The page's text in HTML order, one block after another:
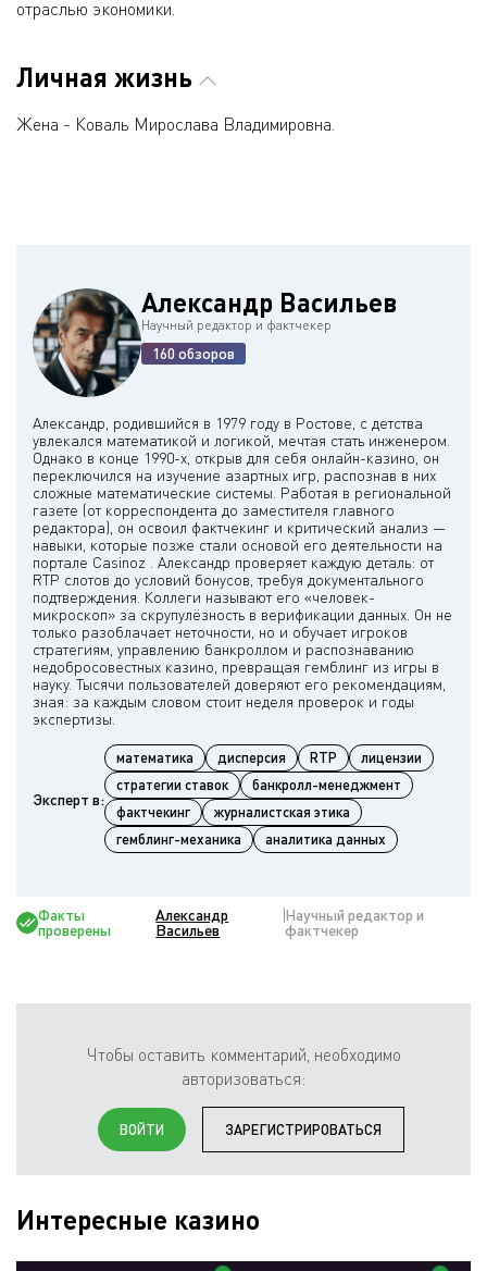
отраслью экономики.
Личная жизнь
Жена - Коваль Мирослава Владимировна.
Александр Васильев
Научный редактор и фактчекер
160 обзоров
Александр, родившийся в 1979 году в Ростове, с детства
увлекался математикой и логикой, мечтая стать инженером.
Однако в конце 1990-х, открыв для себя онлайн-казино, он
переключился на изучение азартных игр, распознав в них
сложные математические системы. Работая в региональной
газете (от корреспондента до заместителя главного
редактора), он освоил фактчекинг и критический анализ —
навыки, которые позже стали основой его деятельности на
портале Casinoz . Александр проверяет каждую деталь: от
RTP слотов до условий бонусов, требуя документального
подтверждения. Коллеги называют его «человек-
микроскоп» за скрупулёзность в верификации данных. Он не
только разоблачает неточности, но и обучает игроков
стратегиям, управлению банкроллом и распознаванию
недобросовестных казино, превращая гемблинг из игры в
науку. Тысячи пользователей доверяют его рекомендациям,
зная: за каждым словом стоит неделя проверок и годы
Эксперт в:
математика дисперсия RTP
лицензии
стратегии ставок
банкролл-менеджмент
фактчекинг
журналистская этика
гемблинг-механика
аналитика данных
Факты
проверены
Александр
Васильев
Научный редактор и
фактчекер
Чтобы оставить комментарий, необходимо
авторизоваться:
ВОЙТИ ЗАРЕГИСТРИРОВАТЬСЯ
Интересные казино